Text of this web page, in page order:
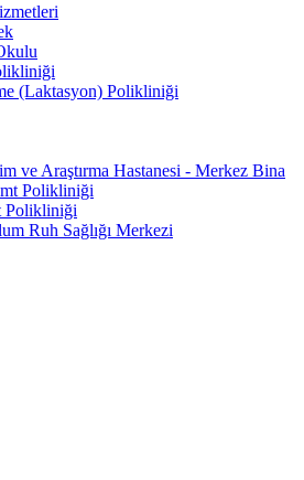
(Laktasyon) Polikliniği
ve Araştırma Hastanesi - Merkez Bina
Polikliniği
Polikliniği
Ruh Sağlığı Merkezi